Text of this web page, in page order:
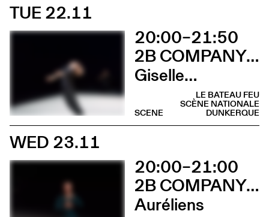
TUE 22.11
20:00–21:50
2B COMPANY - FRANÇOIS GREMAUD
Giselle…
LE BATEAU FEU
SCÈNE NATIONALE
DUNKERQUE
SCENE
WED 23.11
20:00–21:00
2B COMPANY - FRANÇOIS GREMAUD
Auréliens